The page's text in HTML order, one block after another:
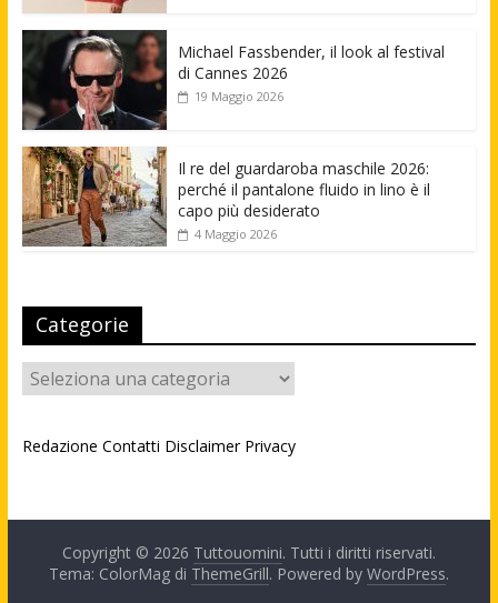
Michael Fassbender, il look al festival
di Cannes 2026
19 Maggio 2026
Il re del guardaroba maschile 2026:
perché il pantalone fluido in lino è il
capo più desiderato
4 Maggio 2026
Categorie
Categorie
Redazione Contatti Disclaimer Privacy
Copyright © 2026 Tuttouomini. Tutti i diritti riservati.
Tema: ColorMag di ThemeGrill. Powered by WordPress.